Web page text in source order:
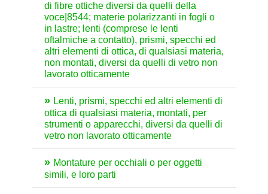
di fibre ottiche diversi da quelli della
voce|8544; materie polarizzanti in fogli o
in lastre; lenti (comprese le lenti
oftalmiche a contatto), prismi, specchi ed
altri elementi di ottica, di qualsiasi materia,
non montati, diversi da quelli di vetro non
lavorato otticamente
Lenti, prismi, specchi ed altri elementi di
ottica di qualsiasi materia, montati, per
strumenti o apparecchi, diversi da quelli di
vetro non lavorato otticamente
Montature per occhiali o per oggetti
simili, e loro parti